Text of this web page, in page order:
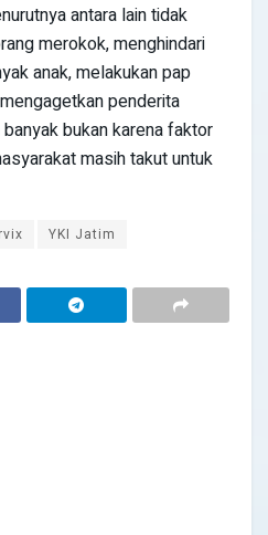
antara lain tidak
merokok, menghindari
anak, melakukan pap
penderita
bukan karena faktor
masih takut untuk
YKI Jatim